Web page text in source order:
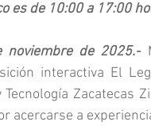
es de 10:00 a 17:00
noviembre de 2025.-
interactiva El
Tecnología Zacatecas
acercarse a